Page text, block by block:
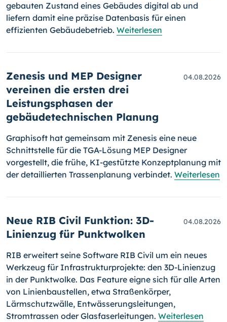
gebauten Zustand eines Gebäudes digital ab und
liefern damit eine präzise Datenbasis für einen
effizienten Gebäudebetrieb. Weiterlesen
Zenesis und MEP Designer
vereinen die ersten drei
Leistungsphasen der
gebäudetechnischen Planung
04.08.2026
Graphisoft hat gemeinsam mit Zenesis eine neue
Schnittstelle für die TGA-Lösung MEP Designer
vorgestellt, die frühe, KI-gestützte Konzeptplanung mit
der detaillierten Trassenplanung verbindet. Weiterlesen
Neue RIB Civil Funktion: 3D-
Linienzug für Punktwolken
04.08.2026
RIB erweitert seine Software RIB Civil um ein neues
Werkzeug für Infrastrukturprojekte: den 3D-Linienzug
in der Punktwolke. Das Feature eigne sich für alle Arten
von Linienbaustellen, etwa Straßenkörper,
Lärmschutzwälle, Entwässerungsleitungen,
Stromtrassen oder Glasfaserleitungen. Weiterlesen